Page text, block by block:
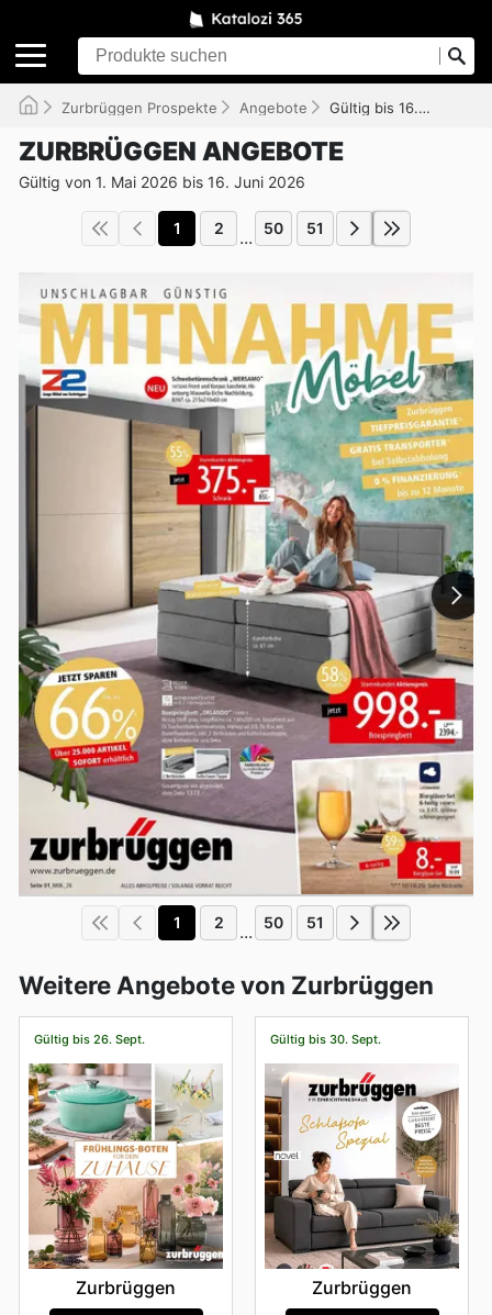
Zurbrüggen Prospekte Angebote Gültig bis 16.06.2026
ZURBRÜGGEN ANGEBOTE
Gültig von 1. Mai 2026 bis 16. Juni 2026
1 2 ... 50 51
1 2 ... 50 51
Weitere Angebote von Zurbrüggen
Gültig bis 26. Sept.
Zurbrüggen
Gültig bis 30. Sept.
Zurbrüggen